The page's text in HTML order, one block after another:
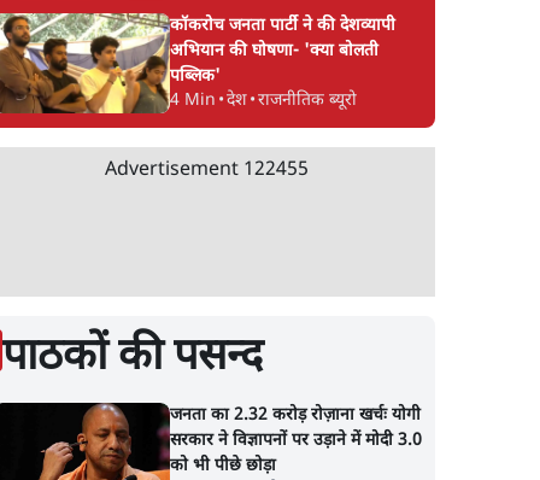
कॉकरोच जनता पार्टी ने की देशव्यापी
अभियान की घोषणा- 'क्या बोलती
पब्लिक'
4 Min •देश•राजनीतिक ब्यूरो
Advertisement 122455
पाठकों की पसन्द
जनता का 2.32 करोड़ रोज़ाना खर्चः योगी
सरकार ने विज्ञापनों पर उड़ाने में मोदी 3.0
को भी पीछे छोड़ा